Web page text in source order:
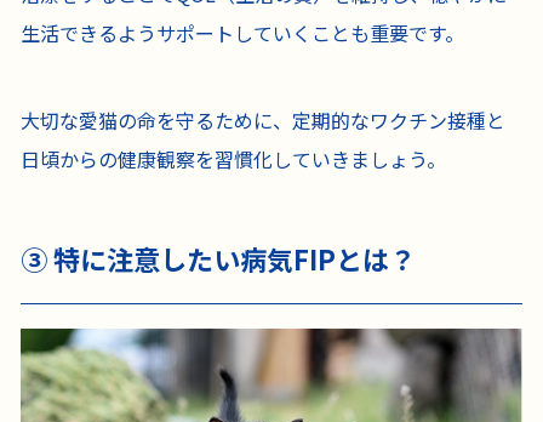
生活できるようサポートしていくことも重要です。
大切な愛猫の命を守るために、定期的なワクチン接種と
日頃からの健康観察を習慣化していきましょう。
③ 特に注意したい病気FIPとは？